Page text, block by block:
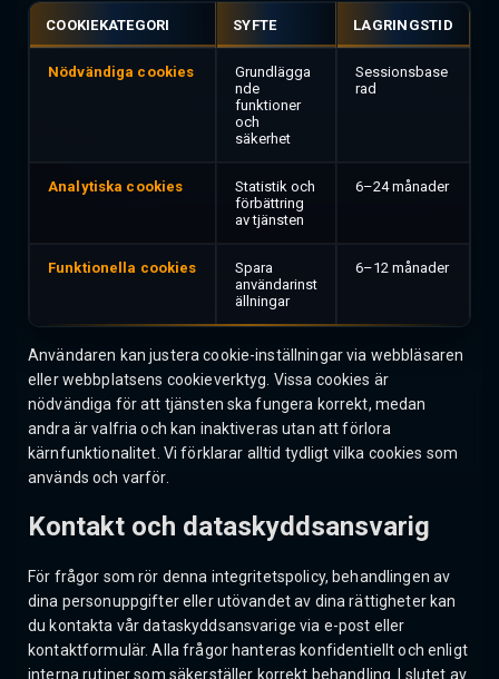
COOKIEKATEGORI SYFTE LAGRINGSTID
Nödvändiga cookies
Grundlägga
nde
funktioner
och
säkerhet
Sessionsbase
rad
Analytiska cookies
Statistik och
förbättring
av tjänsten
6–24 månader
Funktionella cookies
Spara
användarinst
ällningar
6–12 månader
Användaren kan justera cookie-inställningar via webbläsaren
eller webbplatsens cookieverktyg. Vissa cookies är
nödvändiga för att tjänsten ska fungera korrekt, medan
andra är valfria och kan inaktiveras utan att förlora
kärnfunktionalitet. Vi förklarar alltid tydligt vilka cookies som
används och varför.
Kontakt och dataskyddsansvarig
För frågor som rör denna integritetspolicy, behandlingen av
dina personuppgifter eller utövandet av dina rättigheter kan
du kontakta vår dataskyddsansvarige via e-post eller
kontaktformulär. Alla frågor hanteras konfidentiellt och enligt
interna rutiner som säkerställer korrekt behandling. I slutet av